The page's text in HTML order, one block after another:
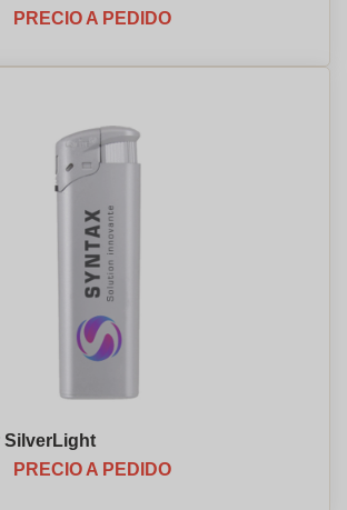
PRECIO A PEDIDO
SilverLight
PRECIO A PEDIDO